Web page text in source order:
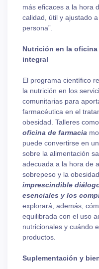
más eficaces a la hora
calidad, útil y ajustado
persona”.
Nutrición en la
integral
El programa científico
la nutrición en los
comunitarias para
farmacéutica en el
obesidad. Talleres como
oficina de farmacia
puede convertirse en
sobre la alimentación
adecuada a la hora de
sobrepeso y la
imprescindible
esenciales y los
explorará, además,
equilibrada con el uso
nutricionales y cuándo
productos.
Suplementación y